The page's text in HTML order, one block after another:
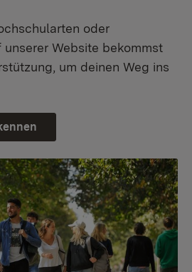
oder
Website bekommst
um deinen Weg ins